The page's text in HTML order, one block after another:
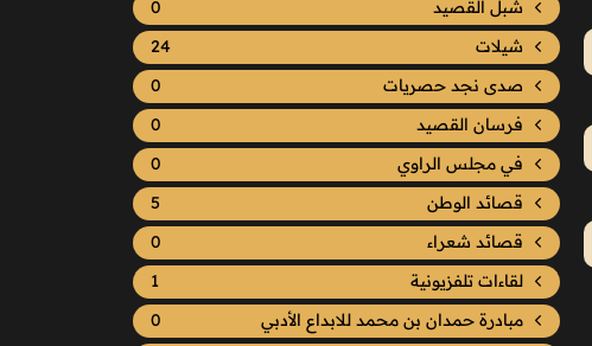
شبل القصيد
0
شيلات
24
صدى نجد حصريات
0
فرسان القصيد
0
في مجلس الراوي
0
قصائد الوطن
5
قصائد شعراء
0
لقاءات تلفزيونية
1
مبادرة حمدان بن محمد للابداع الأدبي
0